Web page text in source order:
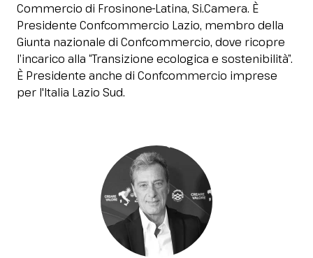
Buyer arrow_right
Media Room arrow_right
Commercio di Frosinone-Latina, Si.Camera. È
Presidente Confcommercio Lazio, membro della
Giunta nazionale di Confcommercio, dove ricopre
l’incarico alla “Transizione ecologica e sostenibilità”.
È Presidente anche di Confcommercio imprese
per l'Italia Lazio Sud.